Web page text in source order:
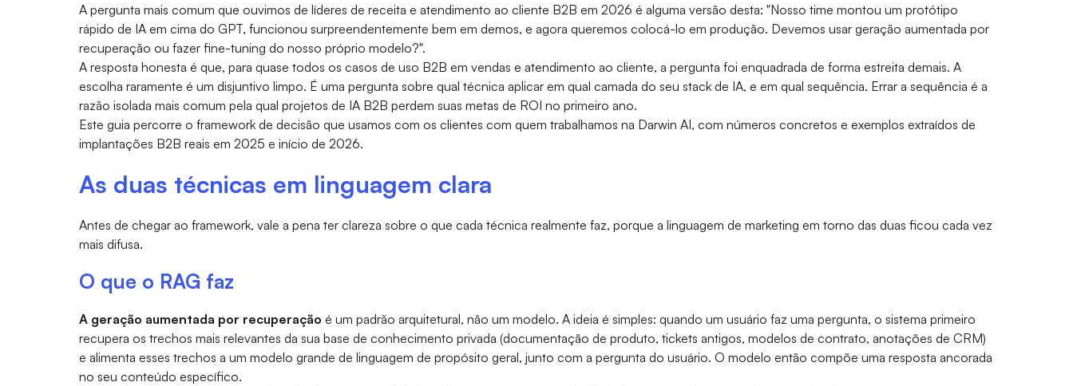
A pergunta mais comum que ouvimos de líderes de receita e atendimento ao cliente B2B em 2026 é alguma versão desta: "Nosso time montou um protótipo
rápido de IA em cima do GPT, funcionou surpreendentemente bem em demos, e agora queremos colocá-lo em produção. Devemos usar geração aumentada por
recuperação ou fazer fine-tuning do nosso próprio modelo?".
A resposta honesta é que, para quase todos os casos de uso B2B em vendas e atendimento ao cliente, a pergunta foi enquadrada de forma estreita demais. A
escolha raramente é um disjuntivo limpo. É uma pergunta sobre qual técnica aplicar em qual camada do seu stack de IA, e em qual sequência. Errar a sequência é a
razão isolada mais comum pela qual projetos de IA B2B perdem suas metas de ROI no primeiro ano.
Este guia percorre o framework de decisão que usamos com os clientes com quem trabalhamos na Darwin AI, com números concretos e exemplos extraídos de
implantações B2B reais em 2025 e início de 2026.
As duas técnicas em linguagem clara
Antes de chegar ao framework, vale a pena ter clareza sobre o que cada técnica realmente faz, porque a linguagem de marketing em torno das duas ficou cada vez
mais difusa.
O que o RAG faz
A geração aumentada por recuperação é um padrão arquitetural, não um modelo. A ideia é simples: quando um usuário faz uma pergunta, o sistema primeiro
recupera os trechos mais relevantes da sua base de conhecimento privada (documentação de produto, tickets antigos, modelos de contrato, anotações de CRM)
e alimenta esses trechos a um modelo grande de linguagem de propósito geral, junto com a pergunta do usuário. O modelo então compõe uma resposta ancorada
no seu conteúdo específico.